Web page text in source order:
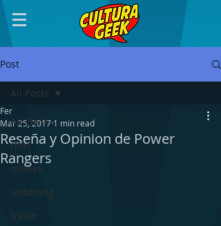
Post
All Posts
rifas
movies
unboxing
trailer
All Posts
Reseña y Opinion de Power
Rangers
Fer
Mar 25, 2017 1 min read